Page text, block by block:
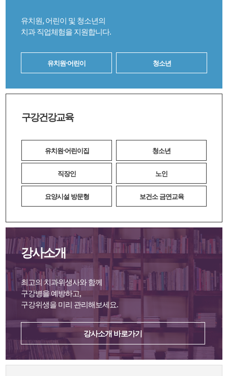
유치원, 어린이 및 청소년의
치과 직업체험을 지원합니다.
유치원·어린이 청소년
구강건강교육
유치원·어린이집 청소년
직장인 노인
요양시설 방문형 보건소 금연교육
강사소개
최고의 치과위생사와 함께
구강병을 예방하고,
구강위생을 미리 관리해보세요.
강사소개 바로가기